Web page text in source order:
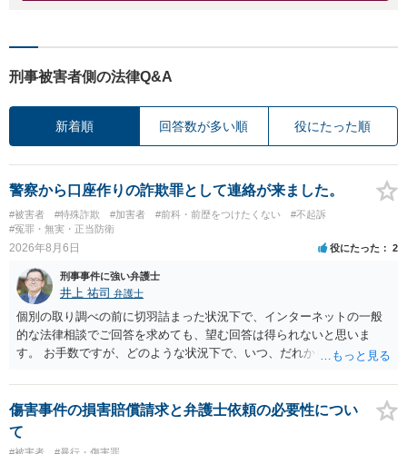
刑事被害者側の法律Q&A
新着順 回答数が多い順 役にたった順
警察から口座作りの詐欺罪として連絡が来ました。
#被害者 #特殊詐欺 #加害者 #前科・前歴をつけたくない
#不起訴
#冤罪・無実・正当防衛
2026年8月6日 役にたった 2
刑事事件に強い弁護士
井上 祐司 弁護士
個別の取り調べの前に切羽詰まった状況下で、インターネットの一般
的な法律相談でご回答を求めても、望む回答は得られないと思いま
す。 お手数ですが、どのような状況下で、いつ、だれからどのような
の程度だと聞いているのかということについて、お近くで詳細な法律
相談を受けられたうえで対処方法を探された方がよいと思われます。
一般論でいえば、任意取り調べの場合、ＩＣレコーダーを持参して取
り調べ内容を録音することは必須だと考えます。
傷害事件の損害賠償請求と弁護士依頼の必要性につい
て
#被害者 #暴行・傷害罪